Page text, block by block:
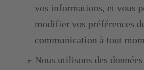
vos informations, et vous
modifier vos préférences
communication à tout
Nous utilisons des